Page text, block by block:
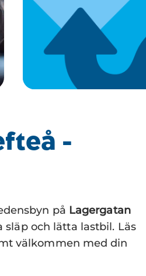
-
på Lagergatan
och lätta lastbil. Läs
välkommen med din